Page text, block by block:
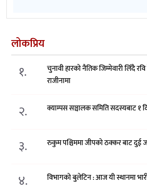
लोकप्रिय
१.
चुनावी हारको नैतिक जिम्मेवारी लिँदै
राजीनामा
२. क्याम्पस सञ्चालक समिति सदस्यबाट १
३. रुकुम पश्चिममा जीपको ठक्कर बाट दुई
४. विभागको बुलेटिन : आज यी स्थानमा भारी